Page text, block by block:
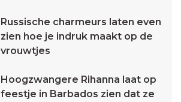
Russische charmeurs laten even
zien hoe je indruk maakt op de
vrouwtjes
Hoogzwangere Rihanna laat op
feestje in Barbados zien dat ze